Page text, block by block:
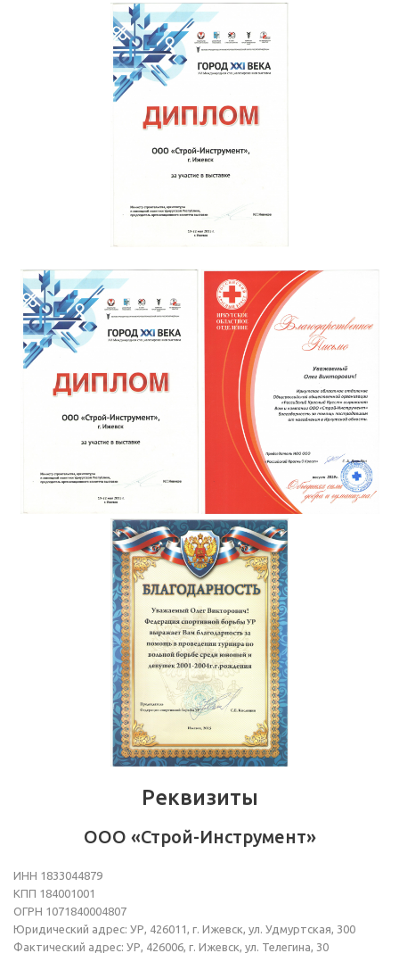
Реквизиты
ООО «Строй-Инструмент»
ИНН 1833044879
КПП 184001001
ОГРН 1071840004807
Юридический адрес: УР, 426011, г. Ижевск, ул. Удмуртская, 300
Фактический адрес: УР, 426006, г. Ижевск, ул. Телегина, 30